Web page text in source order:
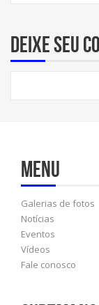
Deixe seu
Menu
Galerias de fotos
Notícias
Eventos
Vídeos
Fale conosco